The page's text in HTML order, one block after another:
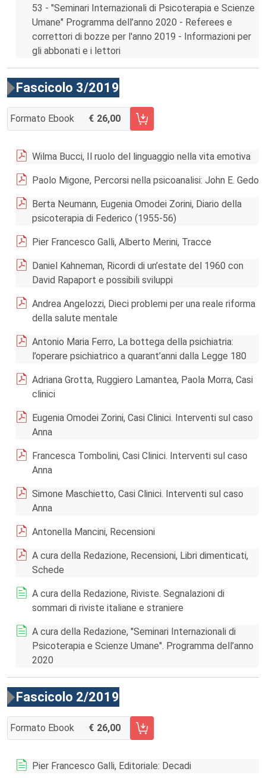
53 - "Seminari Internazionali di Psicoterapia e Scienze
Umane" Programma dell’anno 2020 - Referees e
correttori di bozze per l'anno 2019 - Informazioni per
gli abbonati e i lettori
Fascicolo 3/2019
Formato Ebook 26,00
AGGIUNGI AL CARRELLO FASCICOLO 3/2019
Wilma Bucci, Il ruolo del linguaggio nella vita emotiva
Paolo Migone, Percorsi nella psicoanalisi: John E. Gedo
Berta Neumann, Eugenia Omodei Zorini, Diario della
psicoterapia di Federico (1955-56)
Pier Francesco Galli, Alberto Merini, Tracce
Daniel Kahneman, Ricordi di un’estate del 1960 con
David Rapaport e possibili sviluppi
Andrea Angelozzi, Dieci problemi per una reale riforma
della salute mentale
Antonio Maria Ferro, La bottega della psichiatria:
l’operare psichiatrico a quarant’anni dalla Legge 180
Adriana Grotta, Ruggiero Lamantea, Paola Morra, Casi
clinici
Eugenia Omodei Zorini, Casi Clinici. Interventi sul caso
Anna
Francesca Tombolini, Casi Clinici. Interventi sul caso
Anna
Simone Maschietto, Casi Clinici. Interventi sul caso
Anna
Antonella Mancini, Recensioni
A cura della Redazione, Recensioni, Libri dimenticati,
Schede
A cura della Redazione, Riviste. Segnalazioni di
sommari di riviste italiane e straniere
A cura della Redazione, "Seminari Internazionali di
Psicoterapia e Scienze Umane". Programma dell’anno
2020
Fascicolo 2/2019
Formato Ebook 26,00
AGGIUNGI AL CARRELLO FASCICOLO 2/2019
Pier Francesco Galli, Editoriale: Decadi